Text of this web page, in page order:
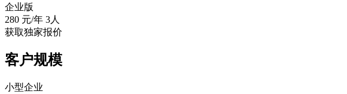
企业版
280 元/年 3人
获取独家报价
客户规模
小型企业